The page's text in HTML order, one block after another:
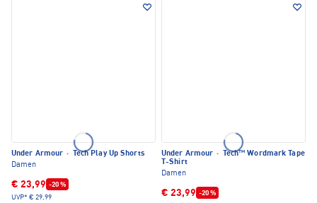
Under Armour ·
Tech Play Up Shorts
Damen
€ 23,99 -20 %
UVP* € 29,99
Under Armour ·
Tech™ Wordmark Tape
T-Shirt
Damen
€ 23,99 -20 %